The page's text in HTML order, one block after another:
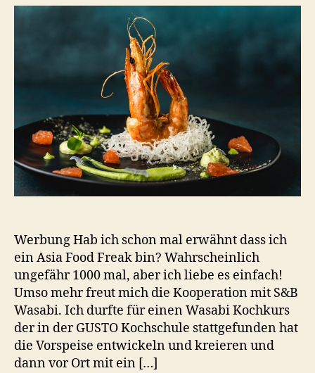
Wasabischaum
Werbung Hab ich schon mal erwähnt dass ich
ein Asia Food Freak bin? Wahrscheinlich
ungefähr 1000 mal, aber ich liebe es einfach!
Umso mehr freut mich die Kooperation mit S&B
Wasabi. Ich durfte für einen Wasabi Kochkurs
der in der GUSTO Kochschule stattgefunden hat
die Vorspeise entwickeln und kreieren und
dann vor Ort mit ein […]